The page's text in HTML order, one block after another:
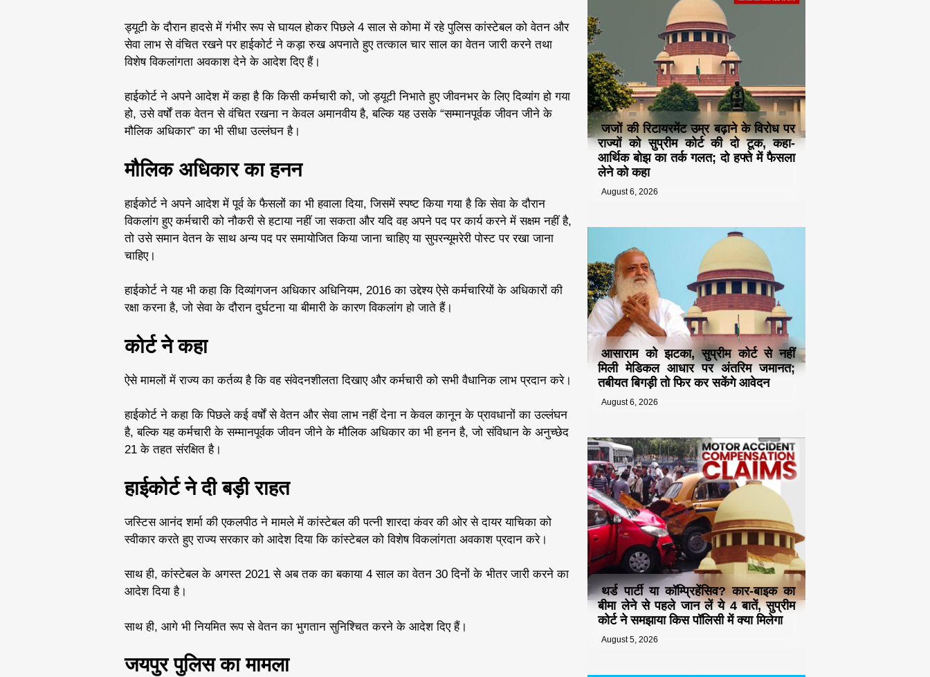
जजों की रिटायरमेंट उम्र बढ़ाने के विरोध पर
राज्यों को सुप्रीम कोर्ट की दो टूक, कहा-
आर्थिक बोझ का तर्क गलत; दो हफ्ते में फैसला
लेने को कहा
August 6, 2026
आसाराम को झटका, सुप्रीम कोर्ट से नहीं
मिली मेडिकल आधार पर अंतरिम जमानत;
तबीयत बिगड़ी तो फिर कर सकेंगे आवेदन
August 6, 2026
थर्ड पार्टी या कॉम्प्रिहेंसिव? कार-बाइक का
बीमा लेने से पहले जान लें ये 4 बातें, सुप्रीम
कोर्ट ने समझाया किस पॉलिसी में क्या मिलेगा
August 5, 2026
ड्यूटी के दौरान हादसे में गंभीर रूप से घायल होकर पिछले 4 साल से कोमा में रहे पुलिस कांस्टेबल को वेतन और
सेवा लाभ से वंचित रखने पर हाईकोर्ट ने कड़ा रुख अपनाते हुए तत्काल चार साल का वेतन जारी करने तथा
विशेष विकलांगता अवकाश देने के आदेश दिए हैं।
हाईकोर्ट ने अपने आदेश में कहा है कि किसी कर्मचारी को, जो ड्यूटी निभाते हुए जीवनभर के लिए दिव्यांग हो गया
हो, उसे वर्षों तक वेतन से वंचित रखना न केवल अमानवीय है, बल्कि यह उसके “सम्मानपूर्वक जीवन जीने के
मौलिक अधिकार” का भी सीधा उल्लंघन है।
मौलिक अधिकार का हनन
हाईकोर्ट ने अपने आदेश में पूर्व के फैसलों का भी हवाला दिया, जिसमें स्पष्ट किया गया है कि सेवा के दौरान
विकलांग हुए कर्मचारी को नौकरी से हटाया नहीं जा सकता और यदि वह अपने पद पर कार्य करने में सक्षम नहीं है,
तो उसे समान वेतन के साथ अन्य पद पर समायोजित किया जाना चाहिए या सुपरन्यूमरेरी पोस्ट पर रखा जाना
चाहिए।
हाईकोर्ट ने यह भी कहा कि दिव्यांगजन अधिकार अधिनियम, 2016 का उद्देश्य ऐसे कर्मचारियों के अधिकारों की
रक्षा करना है, जो सेवा के दौरान दुर्घटना या बीमारी के कारण विकलांग हो जाते हैं।
कोर्ट ने कहा
ऐसे मामलों में राज्य का कर्तव्य है कि वह संवेदनशीलता दिखाए और कर्मचारी को सभी वैधानिक लाभ प्रदान करे।
हाईकोर्ट ने कहा कि पिछले कई वर्षों से वेतन और सेवा लाभ नहीं देना न केवल कानून के प्रावधानों का उल्लंघन
है, बल्कि यह कर्मचारी के सम्मानपूर्वक जीवन जीने के मौलिक अधिकार का भी हनन है, जो संविधान के अनुच्छेद
21 के तहत संरक्षित है।
हाईकोर्ट ने दी बड़ी राहत
जस्टिस आनंद शर्मा की एकलपीठ ने मामले में कांस्टेबल की पत्नी शारदा कंवर की ओर से दायर याचिका को
स्वीकार करते हुए राज्य सरकार को आदेश दिया कि कांस्टेबल को विशेष विकलांगता अवकाश प्रदान करे।
साथ ही, कांस्टेबल के अगस्त 2021 से अब तक का बकाया 4 साल का वेतन 30 दिनों के भीतर जारी करने का
आदेश दिया है।
साथ ही, आगे भी नियमित रूप से वेतन का भुगतान सुनिश्चित करने के आदेश दिए हैं।
जयपुर पुलिस का मामला